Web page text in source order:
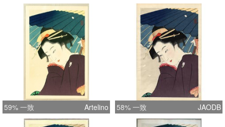
59% 一致 Artelino 58% 一致 JAODB